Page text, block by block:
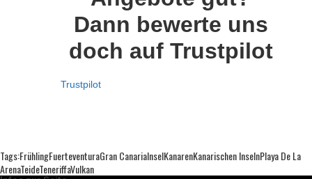
Dann bewerte uns
doch auf Trustpilot
Trustpilot
Tags:FrühlingFuerteventuraGran CanariaInselKanarenKanarischen InselnPlaya De La
ArenaTeideTeneriffaVulkan